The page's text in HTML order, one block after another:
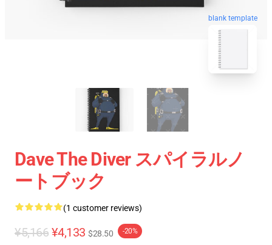
blank template
Dave The Diver スパイラルノ
ートブック
(1 customer reviews)
¥5,166 ¥4,133 $28.50 -20%